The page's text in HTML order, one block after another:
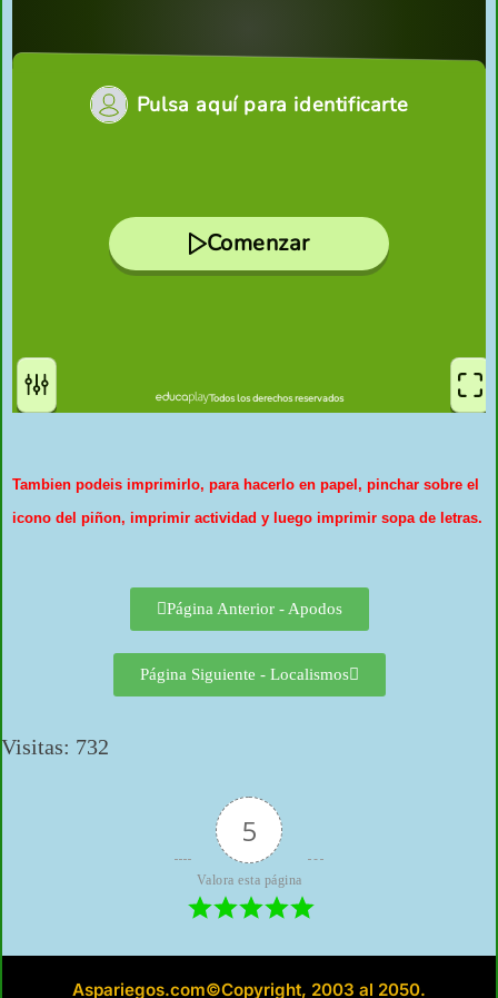
Tambien podeis imprimirlo, para hacerlo en papel, pinchar sobre el
icono del piñon, imprimir actividad y luego imprimir sopa de letras.
Página Anterior - Apodos
Página Siguiente - Localismos
Visitas: 732
5
Valora esta página
Aspariegos.com©Copyright, 2003 al 2050.